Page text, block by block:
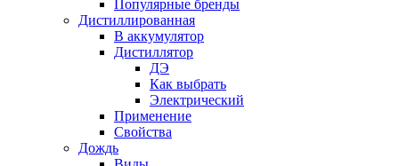
Популярные бренды
Дистиллированная
В аккумулятор
Дистиллятор
ДЭ
Как выбрать
Электрический
Применение
Свойства
Дождь